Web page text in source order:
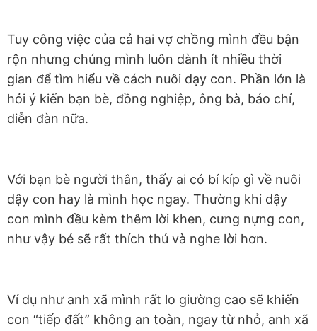
Tuy công việc của cả hai vợ chồng mình đều bận
rộn nhưng chúng mình luôn dành ít nhiều thời
gian để tìm hiểu về cách nuôi dạy con. Phần lớn là
hỏi ý kiến bạn bè, đồng nghiệp, ông bà, báo chí,
diễn đàn nữa.
Với bạn bè người thân, thấy ai có bí kíp gì về nuôi
dậy con hay là mình học ngay. Thường khi dậy
con mình đều kèm thêm lời khen, cưng nựng con,
như vậy bé sẽ rất thích thú và nghe lời hơn.
Ví dụ như anh xã mình rất lo giường cao sẽ khiến
con “tiếp đất” không an toàn, ngay từ nhỏ, anh xã